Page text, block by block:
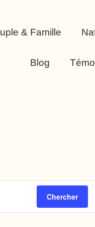
& Famille
Blog
Chercher